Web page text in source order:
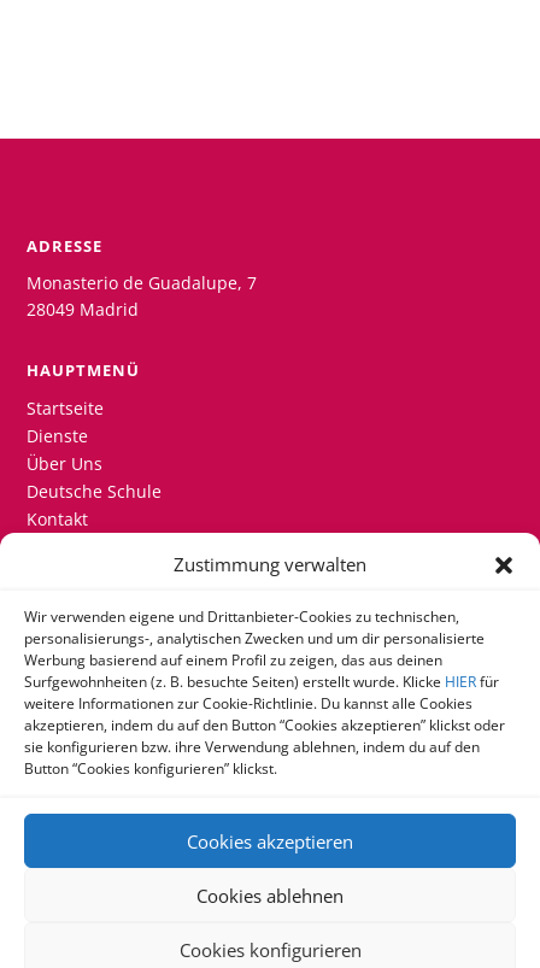
Zustimmung verwalten
Wir verwenden eigene und Drittanbieter-Cookies zu technischen,
personalisierungs-, analytischen Zwecken und um dir personalisierte
Werbung basierend auf einem Profil zu zeigen, das aus deinen
Surfgewohnheiten (z. B. besuchte Seiten) erstellt wurde. Klicke HIERfür
weitere Informationen zur Cookie-Richtlinie. Du kannst alle Cookies
akzeptieren, indem du auf den Button “Cookies akzeptieren” klickst oder
sie konfigurieren bzw. ihre Verwendung ablehnen, indem du auf den
Button “Cookies konfigurieren” klickst.
Cookies akzeptieren
Cookies ablehnen
Cookies konfigurieren
ADRESSE
Monasterio de Guadalupe, 7
28049 Madrid
HAUPTMENÜ
Startseite
Dienste
Über Uns
Deutsche Schule
Kontakt
+34 915 580 200 + Ext. 802
mail@delicom.info
MELDEN SIE SICH IM RESERVIERUNGSSYSTEM AN
Klicken Sie hier, um sich im Reservierungssystem
anzumelden.
© 2025 DELICOM SERVICIOS PARA COLEGIOS SL |
RECHTLICHE MITTEILUNG|COOKIE-RICHTLINIE